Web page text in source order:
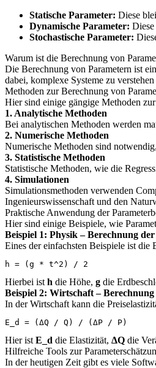
Statische Parameter: Diese
Dynamische Parameter:
Stochastische Parameter:
Warum ist die Berechnung von
Die Berechnung von Parametern ist
dabei, komplexe Systeme zu
Methoden zur Berechnung von
Hier sind einige gängige Methoden
1. Analytische Methoden
Bei analytischen Methoden werden
2. Numerische Methoden
Numerische Methoden sind
3. Statistische Methoden
Statistische Methoden, wie die
4. Simulationen
Simulationsmethoden verwenden
Ingenieurswissenschaft und den
Praktische Anwendung der
Hier sind einige Beispiele, wie
Beispiel 1: Physik – Berechnung
Eines der einfachsten Beispiele ist
h = (g * t^2) / 2
Hierbei ist h die Höhe, g die
Beispiel 2: Wirtschaft –
In der Wirtschaft kann die
E_d = (ΔQ / Q) / (ΔP / P)
Hier ist E_d die Elastizität, ΔQ die
Hilfreiche Tools zur
In der heutigen Zeit gibt es viele